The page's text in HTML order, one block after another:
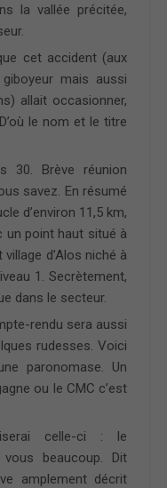
la vallée précitée,
cet accident (aux
mais aussi
allait occasionner,
le nom et le titre
30. Brève réunion
savez. En résumé
d’environ 11,5 km,
un point haut situé à
d’Alos niché à
1. Secrètement,
dans le secteur.
rendu sera aussi
rudesses. Voici
paronomase. Un
ou le CMC c’est
celle-ci : le
beaucoup. Dit
amplement décrit